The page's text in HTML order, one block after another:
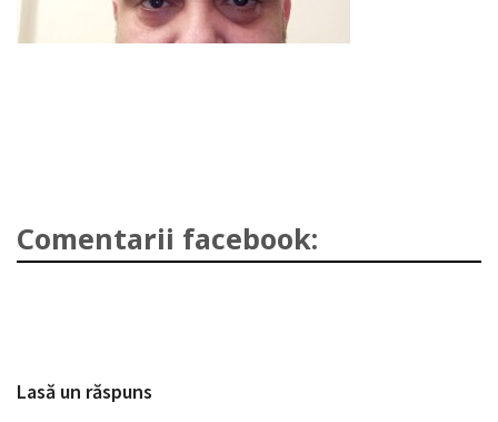
Comentarii facebook:
Lasă un răspuns